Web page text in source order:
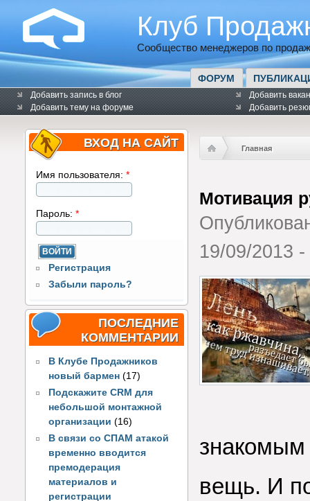
Клуб
Сообщество менеджеров по
ФОРУМ
Добавить запись в блог
Добавить тему на форуме
Добавить
Добавить
ВХОД НА САЙТ
Имя пользователя: *
Пароль: *
Регистрация
Забыли пароль?
ПОСЛЕДНИЕ
КОММЕНТАРИИ
В Клубе Продажников
новый бармен (17)
Подскажите CRM для
небольшой монтажной
организации (16)
В связи со СПАМ атакой
временно вводится
премодерация
материалов и
регистрации
Главная
Мотивация
19/09/2013
вещь. И